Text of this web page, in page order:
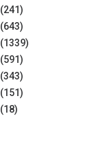
(241)
(643)
(1339)
(591)
(343)
(151)
(18)